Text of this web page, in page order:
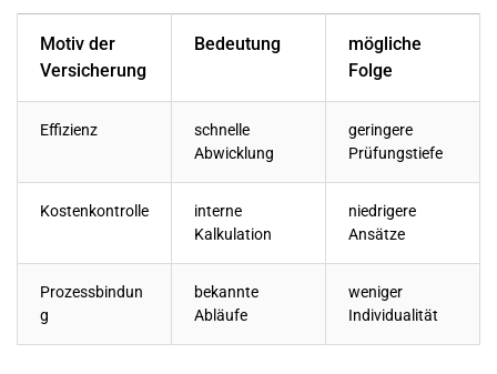
Motiv der
Versicherung
Bedeutung
mögliche
Folge
Effizienz
schnelle
Abwicklung
geringere
Prüfungstiefe
Kostenkontrolle
interne
Kalkulation
niedrigere
Ansätze
Prozessbindun
g
bekannte
Abläufe
weniger
Individualität